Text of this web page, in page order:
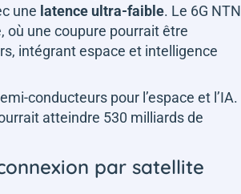
une latence ultra-faible. Le 6G NTN
où une coupure pourrait être
intégrant espace et intelligence
conducteurs pour l’espace et l’IA.
atteindre 530 milliards de
par satellite